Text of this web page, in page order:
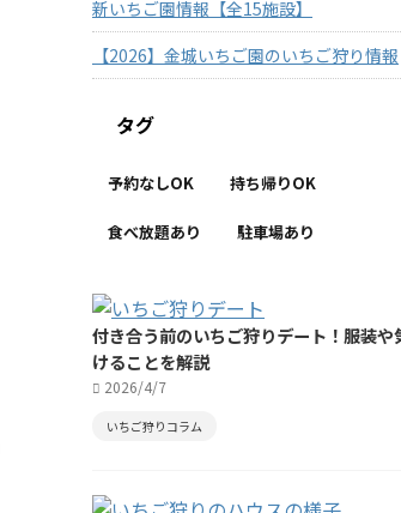
新いちご園情報【全15施設】
【2026】金城いちご園のいちご狩り情報
タグ
予約なしOK 持ち帰りOK
食べ放題あり 駐車場あり
付き合う前のいちご狩りデート！服装や
けることを解説
2026/4/7
いちご狩りコラム